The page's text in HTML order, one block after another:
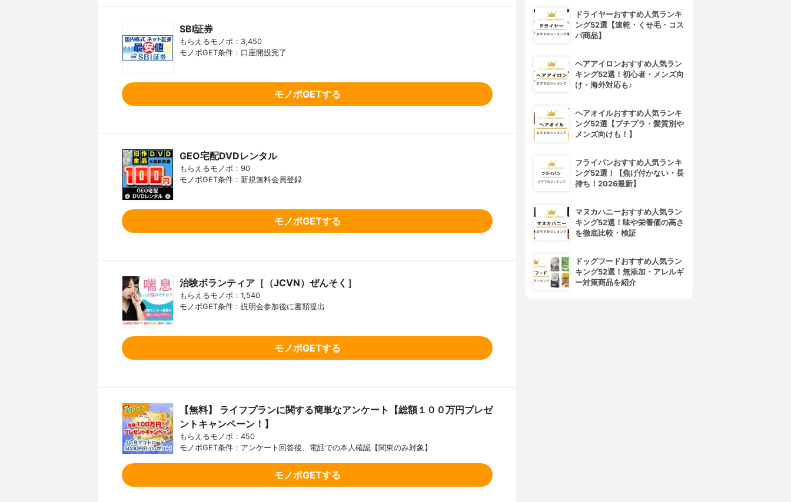
SBI証券
もらえるモノポ：3,450
モノポGET条件：口座開設完了
モノポGETする
GEO宅配DVDレンタル
もらえるモノポ：90
モノポGET条件：新規無料会員登録
モノポGETする
治験ボランティア［（JCVN）ぜんそく］
もらえるモノポ：1,540
モノポGET条件：説明会参加後に書類提出
モノポGETする
【無料】 ライフプランに関する簡単なアンケート【総額１００万円プレゼ
ントキャンペーン！】
もらえるモノポ：450
モノポGET条件：アンケート回答後、電話での本人確認【関東のみ対象】
モノポGETする
ドライヤーおすすめ人気ランキ
ング52選【速乾・くせ毛・コス
パ商品】
ヘアアイロンおすすめ人気ラン
キング52選！初心者・メンズ向
け・海外対応も♪
ヘアオイルおすすめ人気ランキ
ング52選【プチプラ・髪質別や
メンズ向けも！】
フライパンおすすめ人気ランキ
ング52選！【焦げ付かない・長
持ち！2026最新】
マヌカハニーおすすめ人気ラン
キング52選！味や栄養価の高さ
を徹底比較・検証
ドッグフードおすすめ人気ラン
キング52選！無添加・アレルギ
ー対策商品を紹介